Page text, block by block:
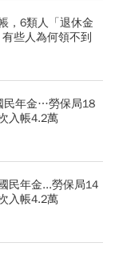
，6類人「退休金
些人為何領不到
民年金…勞保局18
入帳4.2萬
民年金...勞保局14
入帳4.2萬